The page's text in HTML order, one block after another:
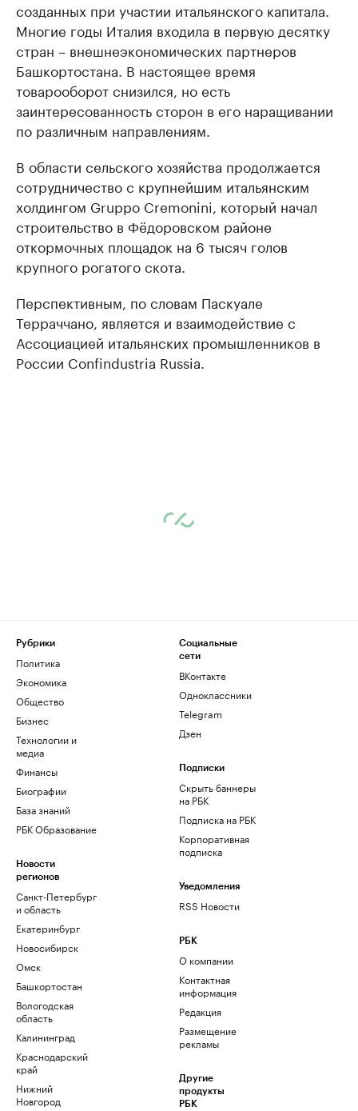
созданных при участии итальянского капитала.
Многие годы Италия входила в первую десятку
стран – внешнеэкономических партнеров
Башкортостана. В настоящее время
товарооборот снизился, но есть
заинтересованность сторон в его наращивании
по различным направлениям.
В области сельского хозяйства продолжается
сотрудничество с крупнейшим итальянским
холдингом Gruppo Cremonini, который начал
строительство в Фёдоровском районе
откормочных площадок на 6 тысяч голов
крупного рогатого скота.
Перспективным, по словам Паскуале
Терраччано, является и взаимодействие с
Ассоциацией итальянских промышленников в
России Confindustria Russia.
Рубрики
Политика
Экономика
Общество
Бизнес
Технологии и
медиа
Финансы
Биографии
База знаний
РБК Образование
Новости
регионов
Санкт-Петербург
и область
Екатеринбург
Новосибирск
Омск
Башкортостан
Вологодская
область
Калининград
Краснодарский
край
Нижний
Новгород
Социальные
сети
ВКонтакте
Одноклассники
Telegram
Дзен
Подписки
Скрыть баннеры
на РБК
Подписка на РБК
Корпоративная
подписка
Уведомления
RSS Новости
РБК
О компании
Контактная
информация
Редакция
Размещение
рекламы
Другие
продукты
РБК